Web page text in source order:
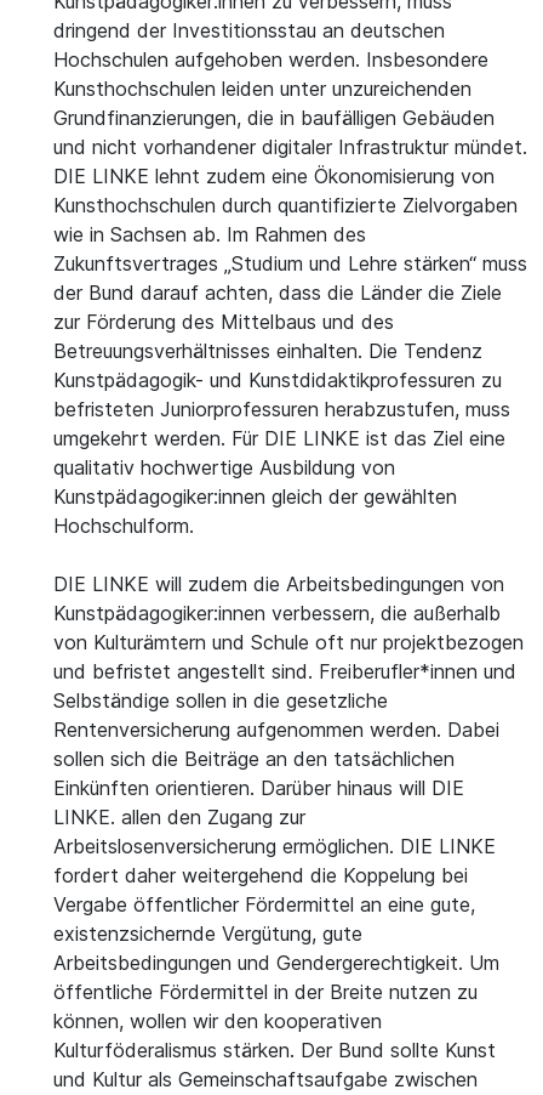
dringend der Investitionsstau an deutschen
Hochschulen aufgehoben werden. Insbesondere
Kunsthochschulen leiden unter unzureichenden
Grundfinanzierungen, die in baufälligen Gebäuden
und nicht vorhandener digitaler Infrastruktur mündet.
DIE LINKE lehnt zudem eine Ökonomisierung von
Kunsthochschulen durch quantifizierte Zielvorgaben
wie in Sachsen ab. Im Rahmen des
Zukunftsvertrages „Studium und Lehre stärken“ muss
der Bund darauf achten, dass die Länder die Ziele
zur Förderung des Mittelbaus und des
Betreuungsverhältnisses einhalten. Die Tendenz
Kunstpädagogik- und Kunstdidaktikprofessuren zu
befristeten Juniorprofessuren herabzustufen, muss
umgekehrt werden. Für DIE LINKE ist das Ziel eine
qualitativ hochwertige Ausbildung von
Kunstpädagogiker:innen gleich der gewählten
Hochschulform.
DIE LINKE will zudem die Arbeitsbedingungen von
Kunstpädagogiker:innen verbessern, die außerhalb
von Kulturämtern und Schule oft nur projektbezogen
und befristet angestellt sind. Freiberufler*innen und
Selbständige sollen in die gesetzliche
Rentenversicherung aufgenommen werden. Dabei
sollen sich die Beiträge an den tatsächlichen
Einkünften orientieren. Darüber hinaus will DIE
LINKE. allen den Zugang zur
Arbeitslosenversicherung ermöglichen. DIE LINKE
fordert daher weitergehend die Koppelung bei
Vergabe öffentlicher Fördermittel an eine gute,
existenzsichernde Vergütung, gute
Arbeitsbedingungen und Gendergerechtigkeit. Um
öffentliche Fördermittel in der Breite nutzen zu
können, wollen wir den kooperativen
Kulturföderalismus stärken. Der Bund sollte Kunst
und Kultur als Gemeinschaftsaufgabe zwischen